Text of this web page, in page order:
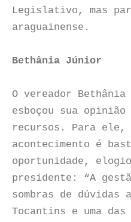
Legislativo, mas
araguainense.
Bethânia Júnior
O vereador Bethânia
esboçou sua opinião
recursos. Para ele,
acontecimento é
oportunidade,
presidente: “A
sombras de dúvidas
Tocantins e uma